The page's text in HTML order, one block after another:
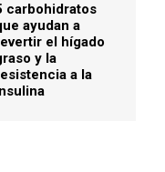
carbohidratos
ayudan a
el hígado
y la
a la